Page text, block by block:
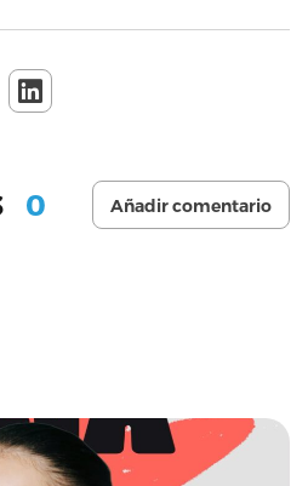
0 Añadir comentario